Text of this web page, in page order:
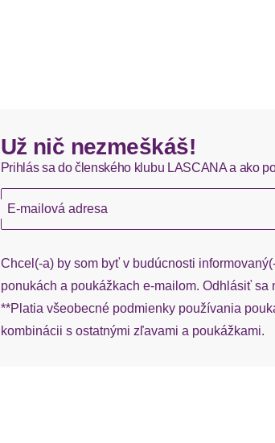
Už nič nezmeškáš!
Prihlás sa do členského klubu LASCANA a ako
E-mailová adresa
Chcel(-a) by som byť v budúcnosti
ponukách a poukážkach e-mailom. Odhlásiť sa
**Platia všeobecné podmienky používania
kombinácii s ostatnými zľavami a poukážkami.